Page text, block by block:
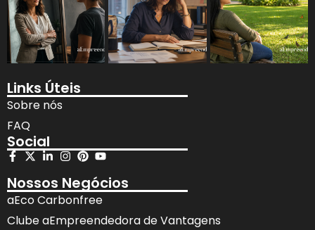
Links Úteis
Sobre nós
FAQ
Social
Nossos Negócios
aEco Carbonfree
Clube aEmpreendedora de Vantagens